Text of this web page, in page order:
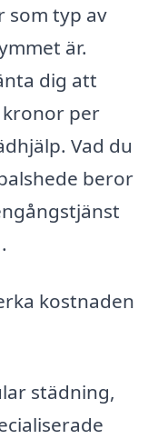
som typ av
är.
dig att
kronor per
Vad du
beror
kostnaden
städning,